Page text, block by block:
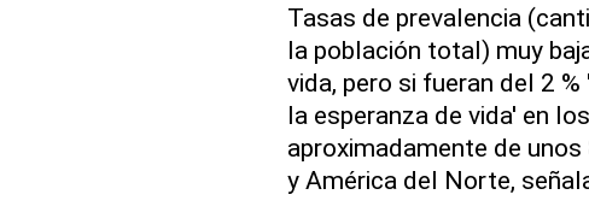
Tasas de prevalencia
la población total) muy
vida, pero si fueran del 2
la esperanza de vida' en
aproximadamente de
y América del Norte,